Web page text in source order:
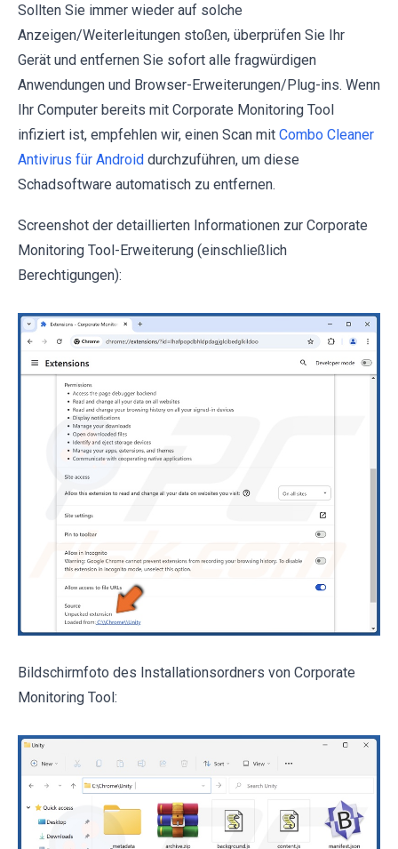
Sollten Sie immer wieder auf solche
Anzeigen/Weiterleitungen stoßen, überprüfen Sie Ihr
Gerät und entfernen Sie sofort alle fragwürdigen
Anwendungen und Browser-Erweiterungen/Plug-ins. Wenn
Ihr Computer bereits mit Corporate Monitoring Tool
infiziert ist, empfehlen wir, einen Scan mit Combo Cleaner
Antivirus für Android durchzuführen, um diese
Schadsoftware automatisch zu entfernen.
Screenshot der detaillierten Informationen zur Corporate
Monitoring Tool-Erweiterung (einschließlich
Berechtigungen):
Bildschirmfoto des Installationsordners von Corporate
Monitoring Tool: